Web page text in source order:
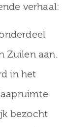
verhaal:
Zuilen aan.
in het
bezocht